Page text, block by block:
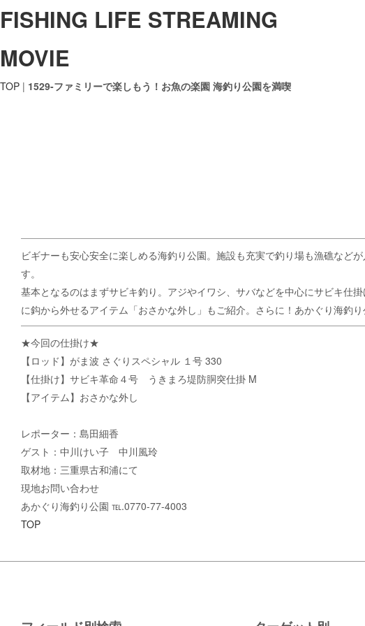
FISHING LIFE STREAMING
MOVIE
TOP | 1529-ファミリーで楽しもう！お魚の楽園 海釣り公園を満喫
ビギナーも安心安全に楽しめる海釣り公園。施設も充実で釣り場も漁礁など
す。
基本となるのはまずサビキ釣り。アジやイワシ、サバなどを中心にサビキ仕
に鈎から外せるアイテム「おさかな外し」もご紹介。さらに！あかぐり海釣
★今回の仕掛け★
【ロッド】がま波 さぐりスペシャル １号 330
【仕掛け】サビキ革命４号 うきまろ堤防胴突仕掛 M
【アイテム】おさかな外し
レポーター：島田細香
ゲスト：中川けい子 中川風玲
取材地：三重県古和浦にて
現地お問い合わせ
あかぐり海釣り公園 ℡.0770-77-4003
TOP